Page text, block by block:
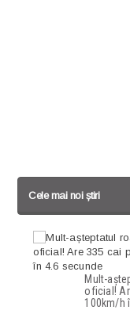
Cele mai noi știri
Mult-
oficial!
100km/h